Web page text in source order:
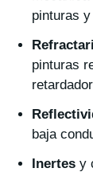
pinturas
pinturas
baja
Inertes y